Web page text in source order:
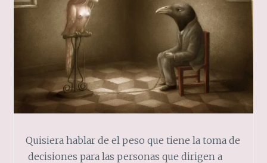
Quisiera hablar de el peso que tiene la toma de
decisiones para las personas que dirigen a